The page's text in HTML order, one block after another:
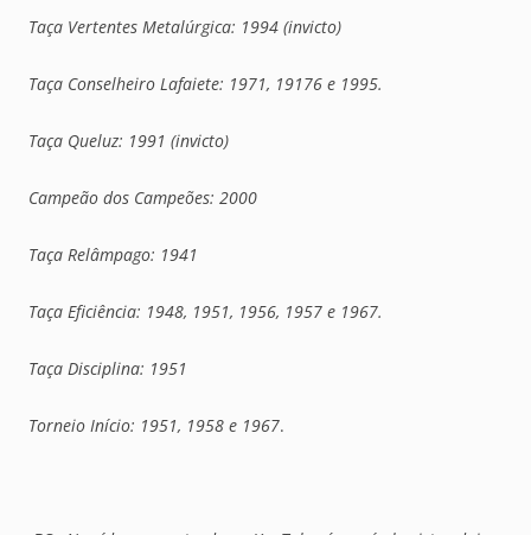
Taça Vertentes Metalúrgica: 1994 (invicto)
Taça Conselheiro Lafaiete: 1971, 19176 e 1995.
Taça Queluz: 1991 (invicto)
Campeão dos Campeões: 2000
Taça Relâmpago: 1941
Taça Eficiência: 1948, 1951, 1956, 1957 e 1967.
Taça Disciplina: 1951
Torneio Início: 1951, 1958 e 1967.